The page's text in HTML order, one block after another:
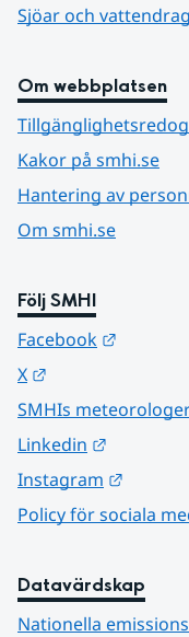
Sjöar och vattendrag
Om webbplatsen
Kakor på smhi.se
Hantering av
Om smhi.se
Följ SMHI
Facebook
X
SMHIs
Linkedin
Instagram
Policy för sociala
Datavärdskap
Nationella